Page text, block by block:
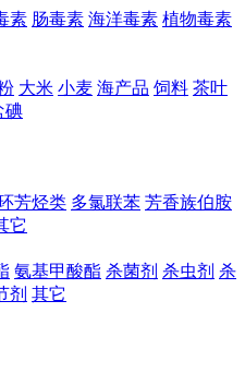
素 肠毒素 海洋毒素 植物毒素
大米 小麦 海产品 饲料 茶叶
碘
芳烃类 多氯联苯 芳香族伯胺
它
氨基甲酸酯 杀菌剂 杀虫剂 杀
剂 其它